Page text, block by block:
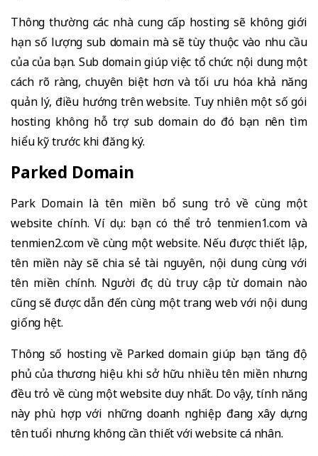
Thông thường các nhà cung cấp hosting sẽ không giới
hạn số lượng sub domain mà sẽ tùy thuộc vào nhu cầu
của của bạn. Sub domain giúp việc tổ chức nội dung một
cách rõ ràng, chuyên biệt hơn và tối ưu hóa khả năng
quản lý, điều hướng trên website. Tuy nhiên một số gói
hosting không hỗ trợ sub domain do đó bạn nên tìm
hiểu kỹ trước khi đăng ký.
Parked Domain
Park Domain là tên miền bổ sung trỏ về cùng một
website chính. Ví dụ: bạn có thể trỏ tenmien1.com và
tenmien2.com về cùng một website. Nếu được thiết lập,
tên miền này sẽ chia sẻ tài nguyên, nội dung cùng với
tên miền chính. Người đọc dù truy cập từ domain nào
cũng sẽ được dẫn đến cùng một trang web với nội dung
giống hệt.
Thông số hosting về Parked domain giúp bạn tăng độ
phủ của thương hiệu khi sở hữu nhiều tên miền nhưng
đều trỏ về cùng một website duy nhất. Do vậy, tính năng
này phù hợp với những doanh nghiệp đang xây dựng
tên tuổi nhưng không cần thiết với website cá nhân.